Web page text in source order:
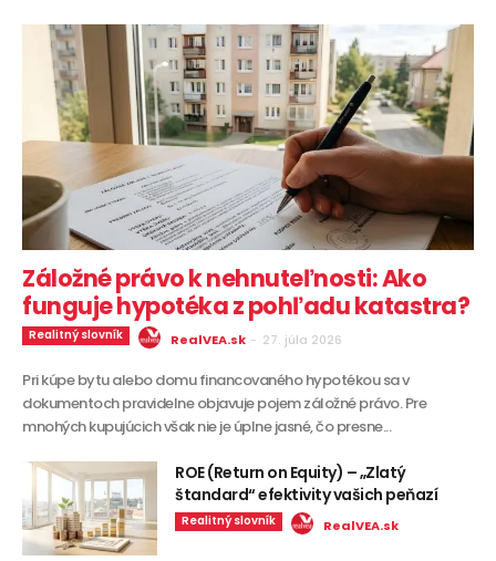
Záložné právo k nehnuteľnosti: Ako
funguje hypotéka z pohľadu katastra?
Realitný slovník RealVEA.sk - 27. júla 2026
Pri kúpe bytu alebo domu financovaného hypotékou sa v
dokumentoch pravidelne objavuje pojem záložné právo. Pre
mnohých kupujúcich však nie je úplne jasné, čo presne...
ROE (Return on Equity) – „Zlatý
štandard“ efektivity vašich peňazí
Realitný slovník RealVEA.sk